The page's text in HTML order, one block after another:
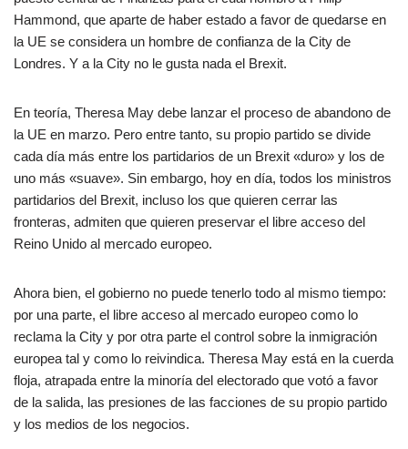
Hammond, que aparte de haber estado a favor de quedarse en
la UE se considera un hombre de confianza de la City de
Londres. Y a la City no le gusta nada el Brexit.
En teoría, Theresa May debe lanzar el proceso de abandono de
la UE en marzo. Pero entre tanto, su propio partido se divide
cada día más entre los partidarios de un Brexit «duro» y los de
uno más «suave». Sin embargo, hoy en día, todos los ministros
partidarios del Brexit, incluso los que quieren cerrar las
fronteras, admiten que quieren preservar el libre acceso del
Reino Unido al mercado europeo.
Ahora bien, el gobierno no puede tenerlo todo al mismo tiempo:
por una parte, el libre acceso al mercado europeo como lo
reclama la City y por otra parte el control sobre la inmigración
europea tal y como lo reivindica. Theresa May está en la cuerda
floja, atrapada entre la minoría del electorado que votó a favor
de la salida, las presiones de las facciones de su propio partido
y los medios de los negocios.